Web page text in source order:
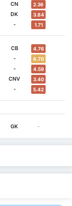
CN 2.36
DK 3.84
- 1.71
CB 4.76
- 6.70
- 4.59
CNV 3.40
- 5.42
GK -